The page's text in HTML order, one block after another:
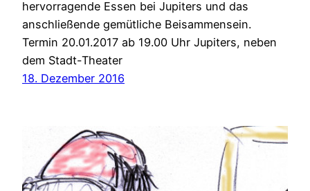
hervorragende Essen bei Jupiters und das
anschließende gemütliche Beisammensein.
Termin 20.01.2017 ab 19.00 Uhr Jupiters, neben
dem Stadt-Theater
18. Dezember 2016